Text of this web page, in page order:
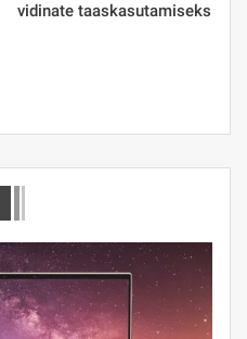
vidinate taaskasutamiseks